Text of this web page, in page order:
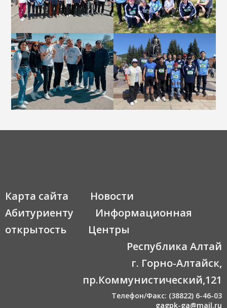
Карта сайта
Новости
Абитуриенту
Информационная
открытость
Центры
Республика Алтай
г. Горно-Алтайск,
пр.Коммунистический,121
Телефон/Факс: (38822) 6-46-03
gagpk-ga@mail.ru